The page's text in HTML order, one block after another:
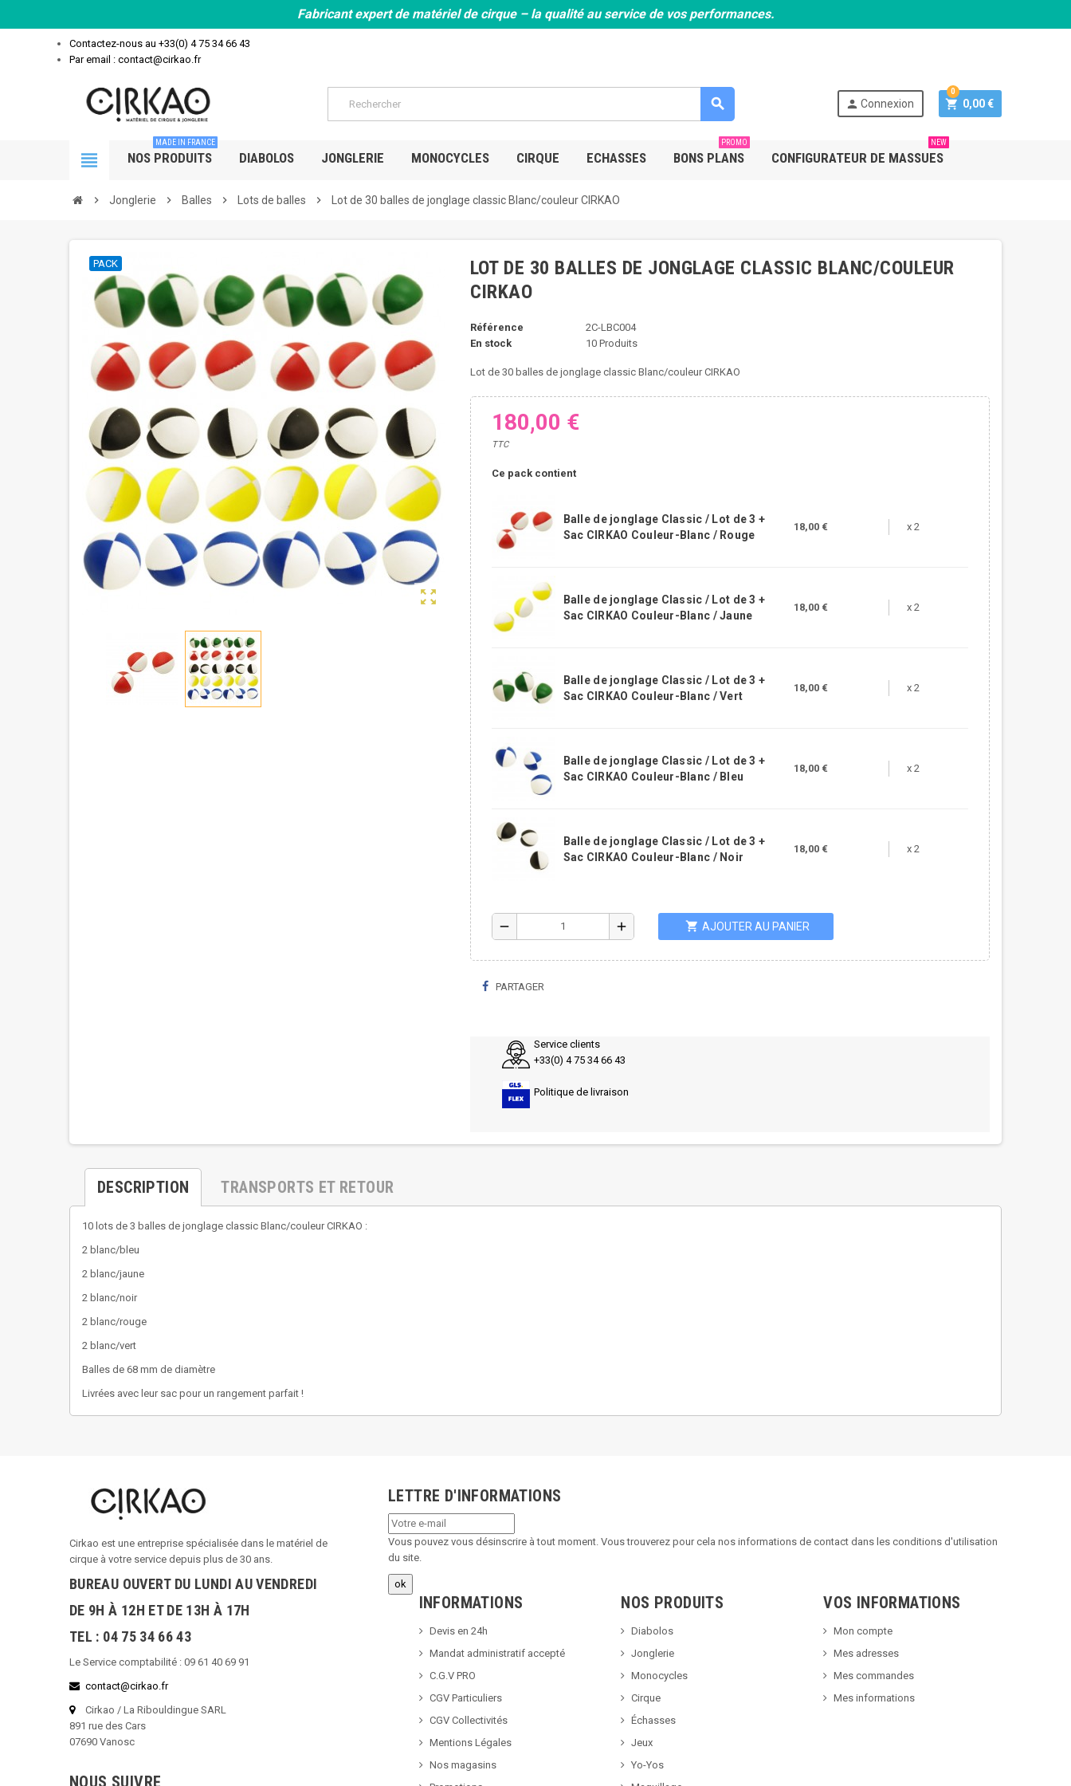
Fabricant expert de matériel de cirque – la qualité au service de vos performances.
Contactez-nous au +33(0) 4 75 34 66 43
Par email : contact@cirkao.fr
search person Connexion shopping_cart 0,00 €
0
view_headline NOS PRODUITS
MADE IN FRANCE
DIABOLOS JONGLERIE MONOCYCLES CIRQUE ECHASSES BONS PLANS
PROMO
CONFIGURATEUR DE MASSUES
NEW
chevron_right Jonglerie chevron_right Balles chevron_right Lots de balles chevron_right Lot de 30 balles de jonglage classic Blanc/couleur CIRKAO
zoom_out_map
PACK
LOT DE 30 BALLES DE JONGLAGE CLASSIC BLANC/COULEUR
CIRKAO
Référence
2C-LBC004
En stock
10 Produits
Lot de 30 balles de jonglage classic Blanc/couleur CIRKAO
180,00 €
TTC
Ce pack contient
Balle de jonglage Classic / Lot de 3 +
Sac CIRKAO Couleur-Blanc / Rouge
18,00 € x 2
Balle de jonglage Classic / Lot de 3 +
Sac CIRKAO Couleur-Blanc / Jaune
18,00 € x 2
Balle de jonglage Classic / Lot de 3 +
Sac CIRKAO Couleur-Blanc / Vert
18,00 € x 2
Balle de jonglage Classic / Lot de 3 +
Sac CIRKAO Couleur-Blanc / Bleu
18,00 € x 2
Balle de jonglage Classic / Lot de 3 +
Sac CIRKAO Couleur-Blanc / Noir
18,00 € x 2
remove add shopping_cart AJOUTER AU PANIER
PARTAGER
Service clients
+33(0) 4 75 34 66 43
Politique de livraison
DESCRIPTION TRANSPORTS ET RETOUR
10 lots de 3 balles de jonglage classic Blanc/couleur CIRKAO :
2 blanc/bleu
2 blanc/jaune
2 blanc/noir
2 blanc/rouge
2 blanc/vert
Balles de 68 mm de diamètre
Livrées avec leur sac pour un rangement parfait !
Cirkao est une entreprise spécialisée dans le matériel de
cirque à votre service depuis plus de 30 ans.
BUREAU OUVERT DU LUNDI AU VENDREDI
DE 9H À 12H ET DE 13H À 17H
TEL : 04 75 34 66 43
Le Service comptabilité : 09 61 40 69 91
contact@cirkao.fr
Cirkao / La Ribouldingue SARL
891 rue des Cars
07690 Vanosc
NOUS SUIVRE
LETTRE D'INFORMATIONS
Vous pouvez vous désinscrire à tout moment. Vous trouverez pour cela nos informations de contact dans les conditions d'utilisation
du site.
INFORMATIONS
Devis en 24h
Mandat administratif accepté
C.G.V PRO
CGV Particuliers
CGV Collectivités
Mentions Légales
Nos magasins
NOS PRODUITS
Diabolos
Jonglerie
Monocycles
Cirque
Échasses
Jeux
Yo-Yos
VOS INFORMATIONS
Mon compte
Mes adresses
Mes commandes
Mes informations